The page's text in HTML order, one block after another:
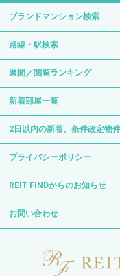
ブランドマンション検索
路線・駅検索
週間／閲覧ランキング
新着部屋一覧
2日以内の新着、条件改定物件
プライバシーポリシー
REIT FINDからのお知らせ
お問い合わせ